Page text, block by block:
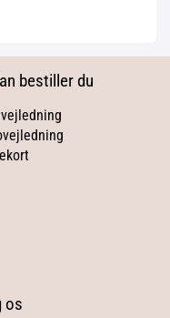
bestiller du
os